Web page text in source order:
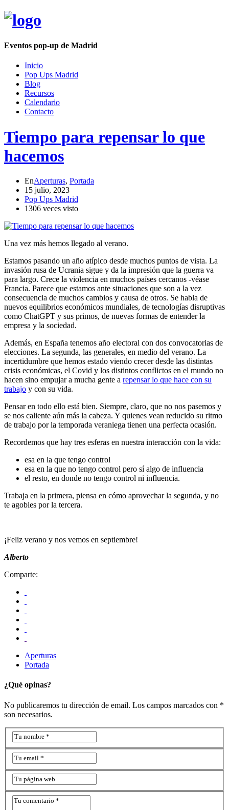
Eventos pop-up de Madrid
Inicio
Pop Ups Madrid
Blog
Recursos
Calendario
Contacto
Tiempo para repensar lo que
hacemos
EnAperturas, Portada
15 julio, 2023
Pop Ups Madrid
1306 veces visto
Una vez más hemos llegado al verano.
Estamos pasando un año atípico desde muchos puntos de vista. La
invasión rusa de Ucrania sigue y da la impresión que la guerra va
para largo. Crece la violencia en muchos países cercanos -véase
Francia. Parece que estamos ante situaciones que son a la vez
consecuencia de muchos cambios y causa de otros. Se habla de
nuevos equilibrios económicos mundiales, de tecnologías disruptivas
como ChatGPT y sus primos, de nuevas formas de entender la
empresa y la sociedad.
Además, en España tenemos año electoral con dos convocatorias de
elecciones. La segunda, las generales, en medio del verano. La
incertidumbre que hemos estado viendo crecer desde las distintas
crisis económicas, el Covid y los distintos conflictos en el mundo no
hacen sino empujar a mucha gente a repensar lo que hace con su
trabajo y con su vida.
Pensar en todo ello está bien. Siempre, claro, que no nos pasemos y
se nos caliente aún más la cabeza. Y quienes vean reducido su ritmo
de trabajo por la temporada veraniega tienen una perfecta ocasión.
Recordemos que hay tres esferas en nuestra interacción con la vida:
esa en la que tengo control
esa en la que no tengo control pero sí algo de influencia
el resto, en donde no tengo control ni influencia.
Trabaja en la primera, piensa en cómo aprovechar la segunda, y no
te agobies por la tercera.
¡Feliz verano y nos vemos en septiembre!
Alberto
Comparte:
Aperturas
Portada
¿Qué opinas?
No publicaremos tu dirección de email. Los campos marcados con *
son necesarios.